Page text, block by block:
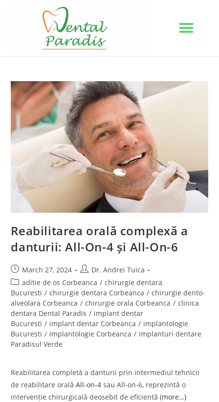
Reabilitarea orală complexă a
danturii: All-On-4 și All-On-6
March 27, 2024
Dr. Andrei Tuica
aditie de os Corbeanca / chirurgie dentara
Bucuresti / chirurgie dentara Corbeanca / chirurgie dento-
alveolara Corbeanca / chirurgie orala Corbeanca / clinica
dentara Dental Paradis / implant dentar
Bucuresti / implant dentar Corbeanca / implantologie
Bucuresti / implantologie Corbeanca / implanturi dentare
Paradisul Verde
Reabilitarea completă a danturii prin intermediul tehnicii
de reabilitare oralăAll-on-4 sau All-on-6, reprezintă o
intervenție chirurgicală deosebit de eficientă(more…)